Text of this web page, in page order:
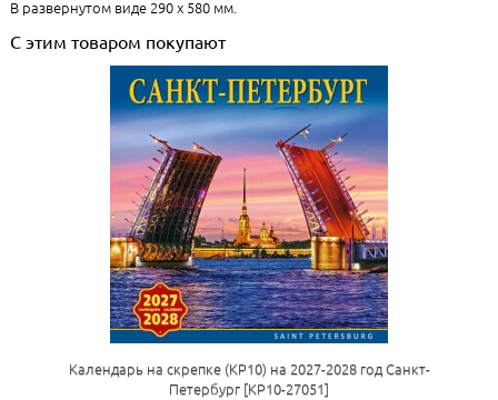
В развернутом виде 290 х 580 мм.
С этим товаром покупают
Календарь на скрепке (КР10) на 2027-2028 год Санкт-
Петербург [КР10-27051]